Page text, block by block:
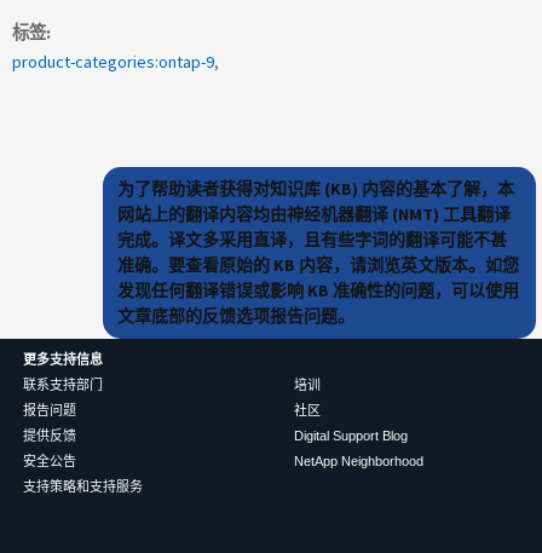
标签
product-categories:ontap-9
为了帮助读者获得对知识库 (KB) 内容的基本了解，本
网站上的翻译内容均由神经机器翻译 (NMT) 工具翻译
完成。译文多采用直译，且有些字词的翻译可能不甚
准确。要查看原始的 KB 内容，请浏览英文版本。如您
发现任何翻译错误或影响 KB 准确性的问题，可以使用
文章底部的反馈选项报告问题。
更多支持信息
联系支持部门
报告问题
提供反馈
安全公告
支持策略和支持服务
培训
社区
Digital Support Blog
NetApp Neighborhood